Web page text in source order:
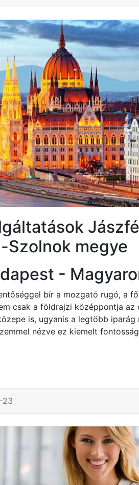
megye
-
bír a mozgató rugó, a
csak a földrajzi középpontja az
is, ugyanis a legtöbb iparág
nézve ez kiemelt
23